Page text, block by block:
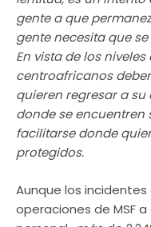
gente a que
gente necesita que
En vista de los
centroafricanos
quieren regresar a
donde se encuentren
facilitarse donde
protegidos.
Aunque los
operaciones de MSF